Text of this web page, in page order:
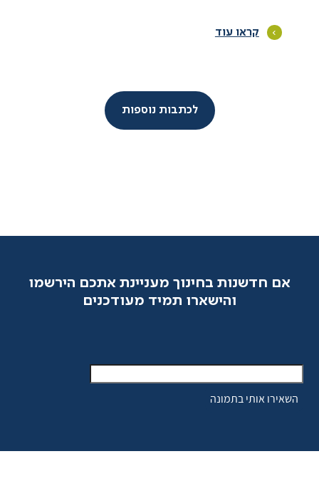
קראו עוד
לכתבות נוספות
אם חדשנות בחינוך מעניינת אתכם הירשמו
והישארו תמיד מעודכנים